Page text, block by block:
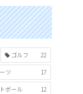
ゴルフ 22
ツ 17
ボール 12